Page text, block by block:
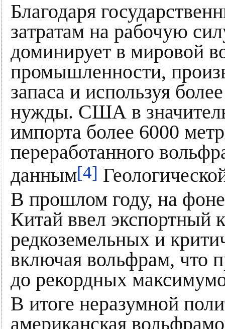
Благодаря
затратам на рабочую
доминирует в мировой
промышленности,
запаса и используя
нужды. США в
импорта более 6000
переработанного
данным[4]
В прошлом году, на
Китай ввел экспортный
редкоземельных и
включая вольфрам, что
до рекордных
В итоге неразумной
американская